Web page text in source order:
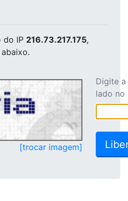
do IP 216.73.217.175,
[trocar imagem]
Digite
lado no